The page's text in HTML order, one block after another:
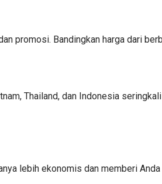
promosi. Bandingkan harga dari
Thailand, dan Indonesia
lebih ekonomis dan memberi